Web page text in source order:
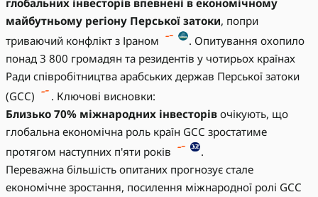
глобальних інвесторів впевнені в економічному
майбутньому регіону Перської затоки, попри
триваючий конфлікт з Іраном
. Опитування охопило
понад 3 800 громадян та резидентів у чотирьох країнах
Ради співробітництва арабських держав Перської затоки
(GCC)
. Ключові висновки:
Близько 70% міжнародних інвесторів очікують, що
глобальна економічна роль країн GCC зростатиме
протягом наступних п'яти років
.
Переважна більшість опитаних прогнозує стале
економічне зростання, посилення міжнародної ролі GCC